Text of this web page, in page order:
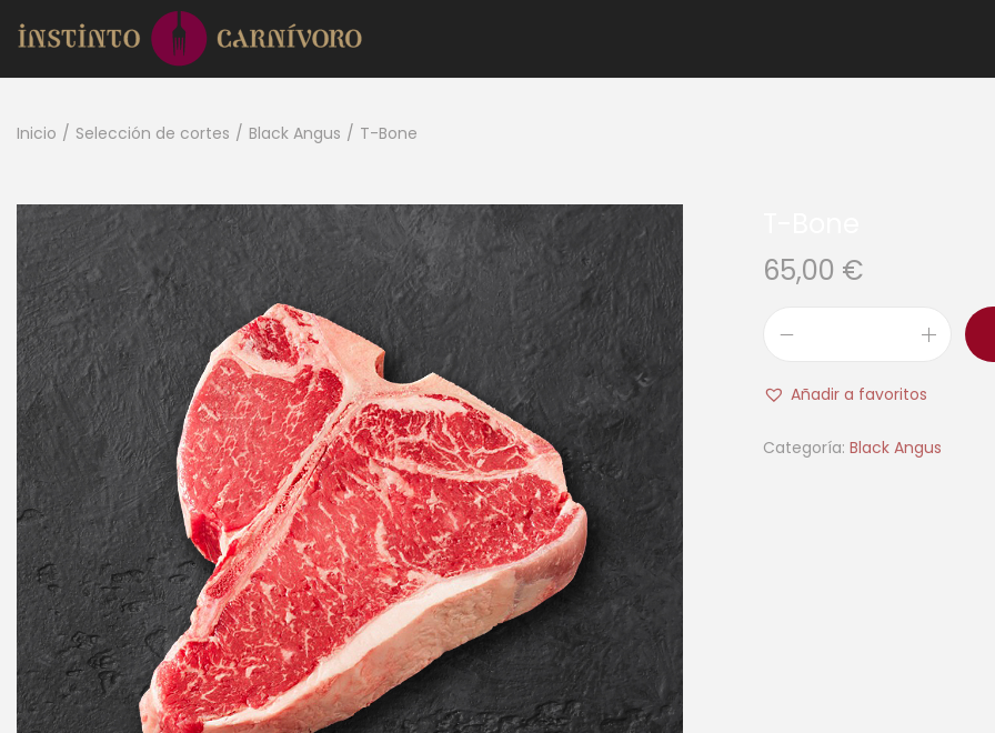
Inicio / Selección de cortes / Black Angus / T-Bone
65,00 €
Añadir a favoritos
Categoría: Black Angus